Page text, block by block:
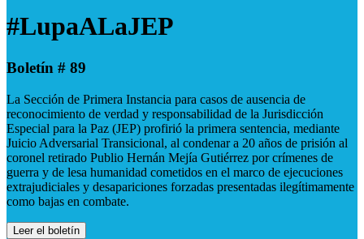
#LupaALaJEP
Boletín # 89
La Sección de Primera Instancia para casos de ausencia de
reconocimiento de verdad y responsabilidad de la Jurisdicción
Especial para la Paz (JEP) profirió la primera sentencia, mediante
Juicio Adversarial Transicional, al condenar a 20 años de prisión al
coronel retirado Publio Hernán Mejía Gutiérrez por crímenes de
guerra y de lesa humanidad cometidos en el marco de ejecuciones
extrajudiciales y desapariciones forzadas presentadas ilegítimamente
como bajas en combate.
Leer el boletín